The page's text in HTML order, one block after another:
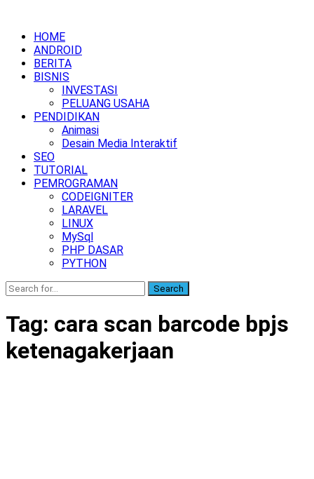
HOME
ANDROID
BERITA
BISNIS
INVESTASI
PELUANG USAHA
PENDIDIKAN
Animasi
Desain Media Interaktif
SEO
TUTORIAL
PEMROGRAMAN
CODEIGNITER
LARAVEL
LINUX
MySql
PHP DASAR
PYTHON
Search
Tag: cara scan barcode bpjs
ketenagakerjaan